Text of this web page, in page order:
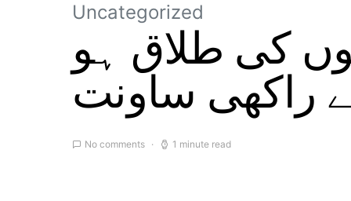
Uncategorized
کی طلاق ہو
راکھی ساونت
No comments 1 minute read